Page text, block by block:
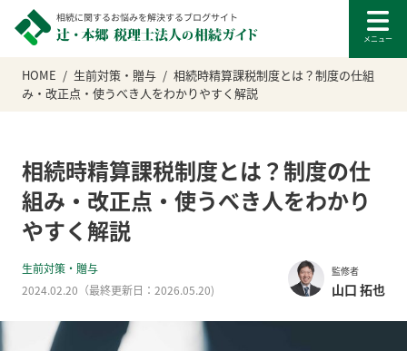
HOME 生前対策・贈与
相続時精算課税制度とは？制度の仕組
み・改正点・使うべき人をわかりやすく解説
相続時精算課税制度とは？制度の仕
組み・改正点・使うべき人をわかり
やすく解説
生前対策・贈与
2024.02.20 （最終更新日： 2026.05.20)
監修者
山口 拓也